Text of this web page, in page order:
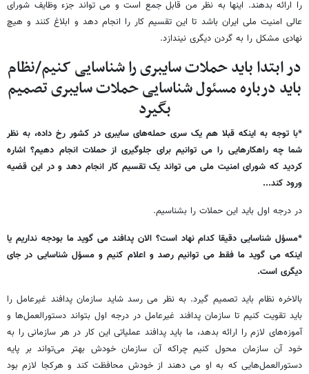
را ارائه بدهند. اینها به نظر من قابل جمع است و می تواند جزء وظایف شورای
عالی امنیت ملی ایران باشد تا این تقسیم کار را انجام دهد و ابلاغ کنند و هیچ
نهادی مشکل را به گردن دیگری نیندازد.
در ابتدا باید حملات سایبری را شناسایی کنیم/نظام
باید درباره مسئول شناسایی حملات سایبری تصمیم
بگیرد
*با توجه به اینکه قبلا هم یک سری حمله‌های سایبری در کشور رخ داده، به نظر
شما چه راهکارهایی را می توانیم برای جلوگیری از حملات انجام دهیم؟ اشاره
کردید که شورای امنیت ملی می تواند یک تقسیم کار انجام دهد و در این قضیه
ورود کند...
در درجه اول باید این حملات را بشناسیم.
*مسؤل شناسایی دقیقا کدام نهاد است؟ الان پدافند می گوید ما بودجه نداریم یا
اینکه می گوید ما فقط می توانیم رصد و اعلام کنیم و مسؤل شناسایی در جای
دیگری است.
بالاخره نظام باید تصمیم گیرد. به نظر می رسد شاید سازمان پدافند غیرعامل را
باید تقویت کنیم تا سازمان پدافند غیرعامل در درجه اول بتواند دستورالعمل‌ها و
آموزه‌های لازم را ارائه بدهد، ما باید پدافند عملیاتی این کار در هر سازمانی را به
خود آن سازمان محول کنیم چراکه آن سازمان خودش بهتر می‌تواند بر پایه
دستورالعمل‌هایی که به او می دهند از خودش محافظت کند و هرکجا لازم بود